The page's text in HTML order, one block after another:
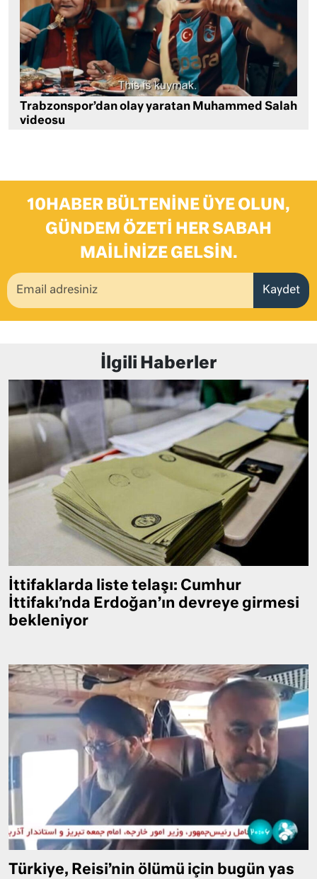
Trabzonspor’dan olay yaratan Muhammed Salah
videosu
10HABER BÜLTENINE ÜYE OLUN,
GÜNDEM ÖZETI HER SABAH
MAILINIZE GELSIN.
Kaydet
İlgili Haberler
İttifaklarda liste telaşı: Cumhur
İttifakı’nda Erdoğan’ın devreye girmesi
bekleniyor
Türkiye, Reisi’nin ölümü için bugün yas